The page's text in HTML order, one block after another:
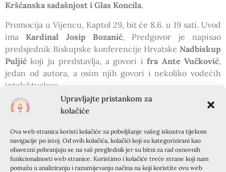
Upravljajte pristankom za
kolačiće
Ova web stranica koristi kolačiće za poboljšanje vašeg iskustva tijekom
navigacije po istoj. Od ovih kolačića, kolačići koji su kategorizirani kao
obavezni pohranjuju se na vaš preglednik jer su bitni za rad osnovnih
funkcionalnosti web stranice. Koristimo i kolačiće treće strane koji nam
pomažu u analiziranju i razumijevanju načina na koji koristite ovu web
Kršćanska sadašnjost i Glas Koncila.
Promocija u Vijencu, Kaptol 29, bit će 8.6. u 19 sati. Uvod
imaKardinal Josip Bozanić, Predgovor je napisao
predsjednik Biskupske konferencije Hrvatske Nadbiskup
Puljić koji ju predstavlja, a govori ifra Ante Vučković,
jedan od autora, a osim njih govori i nekoliko vodećih
intelektualaca.
U čemu je ponuda? Da Vas potaknem da se Vi i Vaši
prijatelji upišete za knjigu, jer
što izađe, dobivamo 30% popusta. To znači da knjigu u
ovoj pretplati možete dobiti za 105 kuna, umjesto za 150
kuna koliko će koštati nakon što izađe. Stoga mi je drago
da Vam to mogu ponuditi.